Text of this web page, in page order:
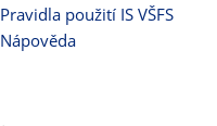
Pravidla použití IS VŠFS
Nápověda